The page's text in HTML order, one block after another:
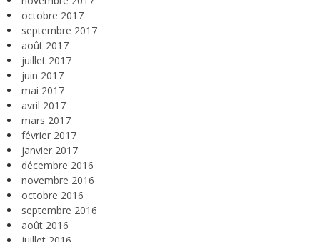
octobre 2017
septembre 2017
août 2017
juillet 2017
juin 2017
mai 2017
avril 2017
mars 2017
février 2017
janvier 2017
décembre 2016
novembre 2016
octobre 2016
septembre 2016
août 2016